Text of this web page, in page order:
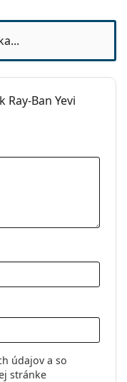
58
Ban Yevi
údajov a so
stránke